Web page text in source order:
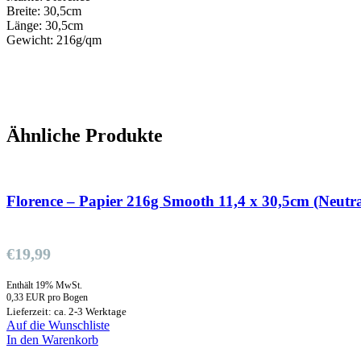
Breite: 30,5cm
Länge: 30,5cm
Gewicht: 216g/qm
Ähnliche Produkte
Florence – Papier 216g Smooth 11,4 x 30,5cm
€19,99
Enthält 19% MwSt.
0,33 EUR pro Bogen
Lieferzeit: ca. 2-3 Werktage
Auf die Wunschliste
In den Warenkorb